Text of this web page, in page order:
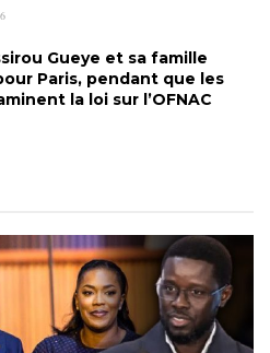
Gueye et sa famille
Paris, pendant que les
la loi sur l’OFNAC